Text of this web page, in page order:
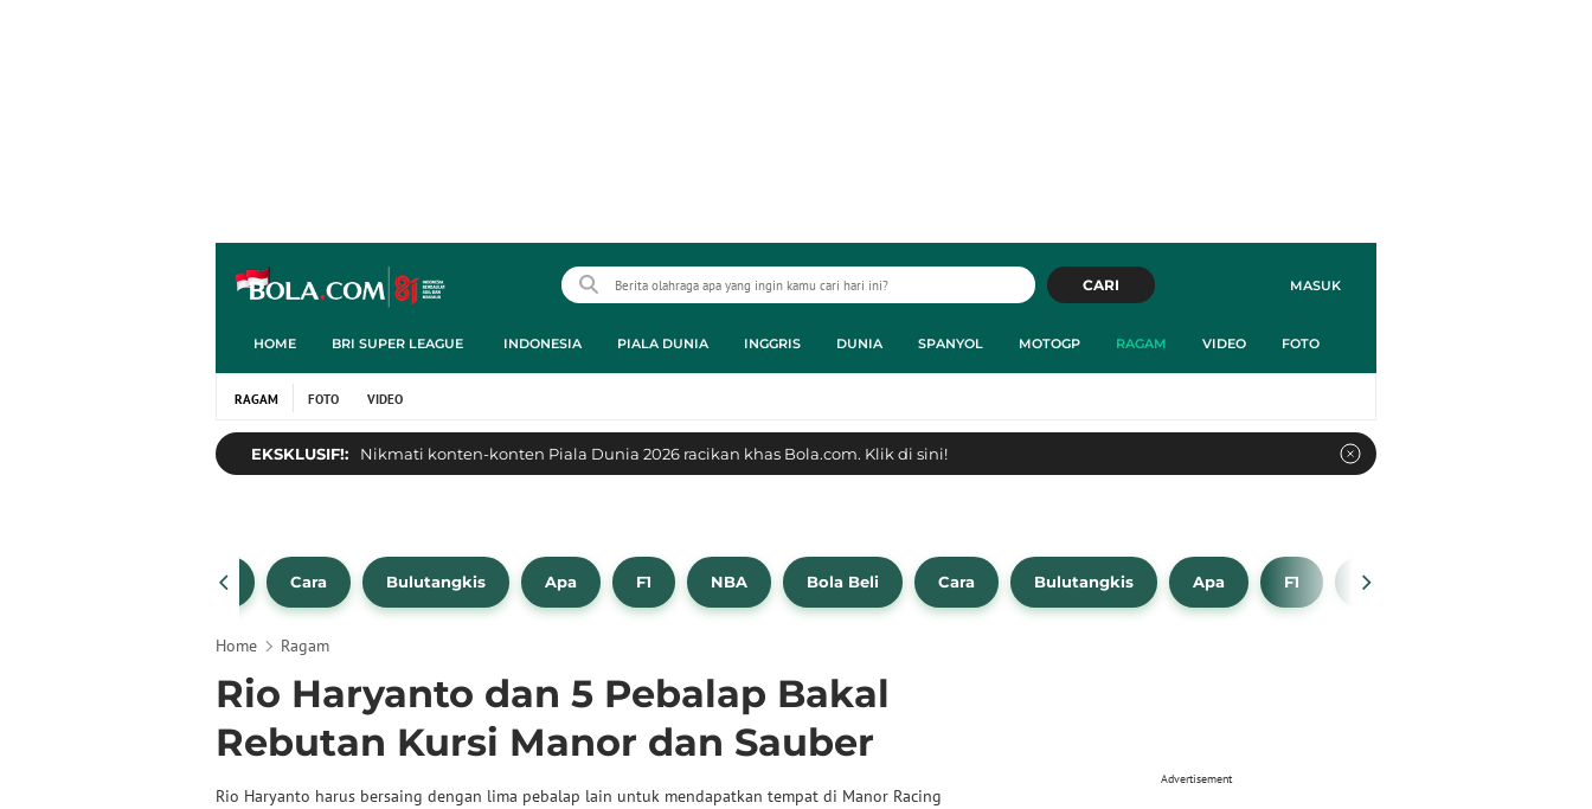
MASUK
CARI
HOME BRI SUPER LEAGUE INDONESIA PIALA DUNIA INGGRIS DUNIA SPANYOL MOTOGP RAGAM VIDEO FOTO
RAGAM FOTO VIDEO
EKSKLUSIF!: Nikmati konten-konten Piala Dunia 2026 racikan khas Bola.com. Klik di sini!
Bola Beli Cara Bulutangkis Apa F1 NBA Bola Beli Cara Bulutangkis Apa F1 NBA
Home Ragam
Rio Haryanto dan 5 Pebalap Bakal
Rebutan Kursi Manor dan Sauber
Rio Haryanto harus bersaing dengan lima pebalap lain untuk mendapatkan tempat di Manor Racing
Advertisement